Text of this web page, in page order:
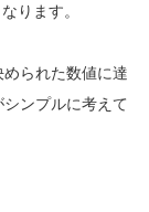
ります。
られた数値に達
ンプルに考えて